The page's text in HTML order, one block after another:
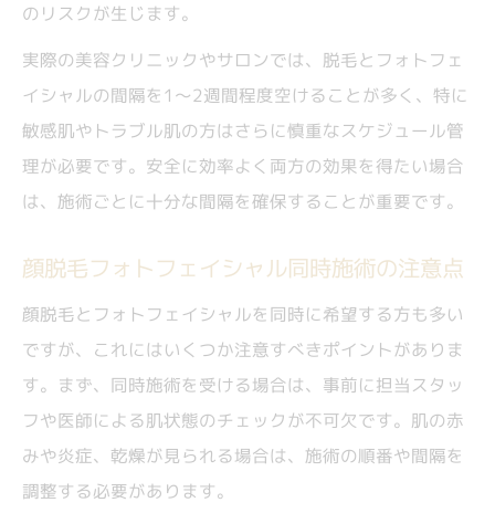
のリスクが生じます。
実際の美容クリニックやサロンでは、脱毛とフォトフェ
イシャルの間隔を1〜2週間程度空けることが多く、特に
敏感肌やトラブル肌の方はさらに慎重なスケジュール管
理が必要です。安全に効率よく両方の効果を得たい場合
は、施術ごとに十分な間隔を確保することが重要です。
顔脱毛フォトフェイシャル同時施術の注意点
顔脱毛とフォトフェイシャルを同時に希望する方も多い
ですが、これにはいくつか注意すべきポイントがありま
す。まず、同時施術を受ける場合は、事前に担当スタッ
フや医師による肌状態のチェックが不可欠です。肌の赤
みや炎症、乾燥が見られる場合は、施術の順番や間隔を
調整する必要があります。